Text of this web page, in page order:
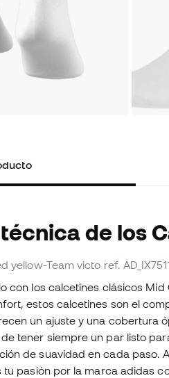
de los
yellow-Team victo ref.
con los calcetines clásicos
estos calcetines son el
un ajuste y una cobertura
tener siempre un par listo
de suavidad en cada paso.
pasión por la marca adidas